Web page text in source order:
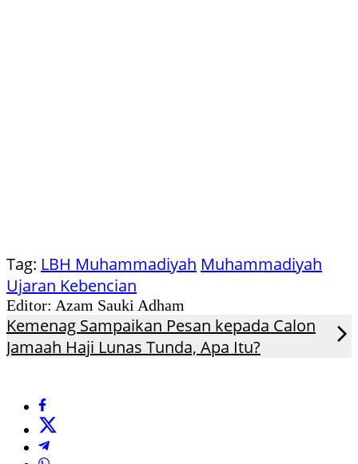
Tag: LBH Muhammadiyah Muhammadiyah
Ujaran Kebencian
Editor: Azam Sauki Adham
Kemenag Sampaikan Pesan kepada Calon
Jamaah Haji Lunas Tunda, Apa Itu?